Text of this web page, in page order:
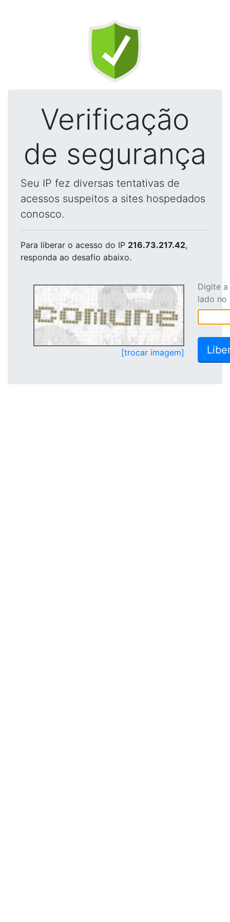
Verificação
de segurança
Seu IP fez diversas tentativas de
acessos suspeitos a sites hospedados
conosco.
Para liberar o acesso do IP 216.73.217.42,
responda ao desafio abaixo.
[trocar imagem]
Digite
lado no